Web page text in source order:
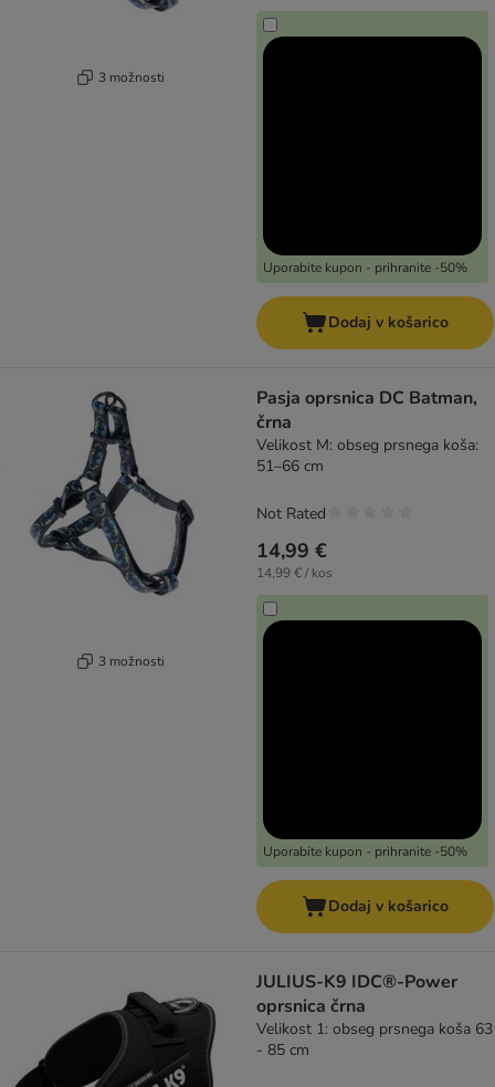
3 možnosti
Uporabite kupon - prihranite -50%
Dodaj v košarico
3 možnosti
Pasja oprsnica DC Batman,
črna
Velikost M: obseg prsnega koša:
51–66 cm
14,99 €
14,99 € / kos
Uporabite kupon - prihranite -50%
Not Rated
Dodaj v košarico
JULIUS-K9 IDC®-Power
oprsnica črna
Velikost 1: obseg prsnega koša 63
- 85 cm